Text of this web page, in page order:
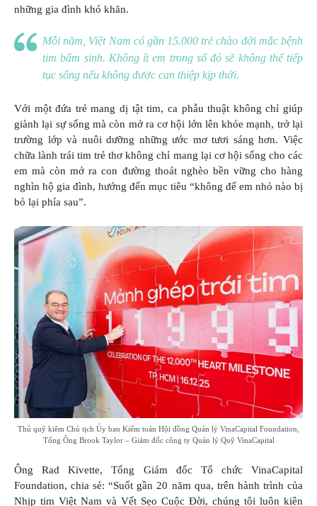
những gia đình khó khăn.
Mỗi năm, Việt Nam có gần 15.000 trẻ chào đời mắc bệnh
tim bẩm sinh. Không ít em trong số đó sẽ không thể tiếp
tục sống nếu không được can thiệp kịp thời.
Với một đứa trẻ mang dị tật tim, ca phẫu thuật không chỉ giúp
giành lại sự sống mà còn mở ra cơ hội lớn lên khỏe mạnh, trở lại
trường lớp và nuôi dưỡng những ước mơ tươi sáng hơn. Việc
chữa lành trái tim trẻ thơ không chỉ mang lại cơ hội sống cho các
em mà còn mở ra con đường thoát nghèo bền vững cho hàng
nghìn hộ gia đình, hướng đến mục tiêu “không để em nhỏ nào bị
bỏ lại phía sau”.
Thủ quỹ kiêm Chủ tịch Ủy ban Kiểm toán Hội đồng Quản lý VinaCapital Foundation,
Tổng Ông Brook Taylor – Giám đốc công ty Quản lý Quỹ VinaCapital
Ông Rad Kivette, Tổng Giám đốc Tổ chức VinaCapital
Foundation, chia sẻ: “Suốt gần 20 năm qua, trên hành trình của
Nhịp tim Việt Nam và Vết Sẹo Cuộc Đời, chúng tôi luôn kiên